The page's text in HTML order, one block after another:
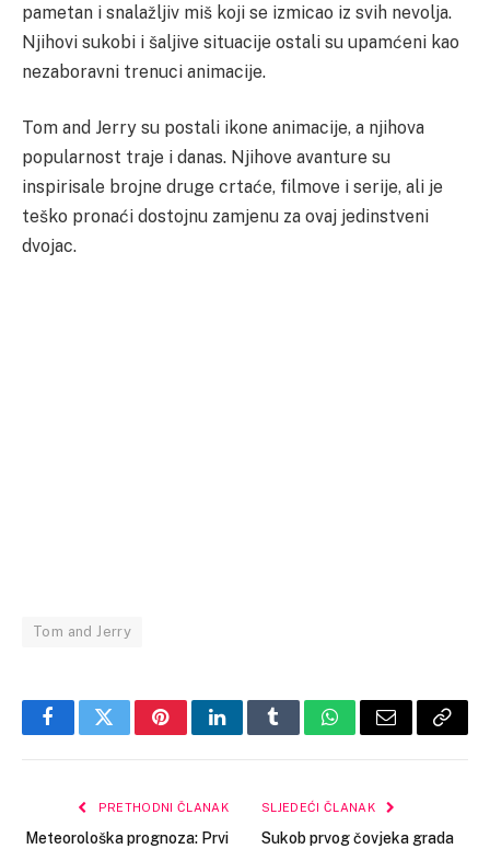
pametan i snalažljiv miš koji se izmicao iz svih nevolja.
Njihovi sukobi i šaljive situacije ostali su upamćeni kao
nezaboravni trenuci animacije.
Tom and Jerry su postali ikone animacije, a njihova
popularnost traje i danas. Njihove avanture su
inspirisale brojne druge crtaće, filmove i serije, ali je
teško pronaći dostojnu zamjenu za ovaj jedinstveni
dvojac.
Tom and Jerry
FacebookTwitterPinterestLinkedInTumblrWhatsApp
Email Copy
PRETHODNI ČLANAK
Meteorološka prognoza: Prvi
SLJEDEĆI ČLANAK
Sukob prvog čovjeka grada